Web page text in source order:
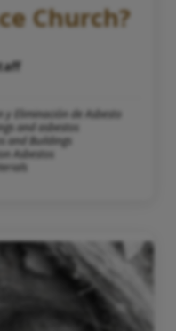
Church?
y Eliminación de Asbesto
and asbestos
and Buildings
Asbestos